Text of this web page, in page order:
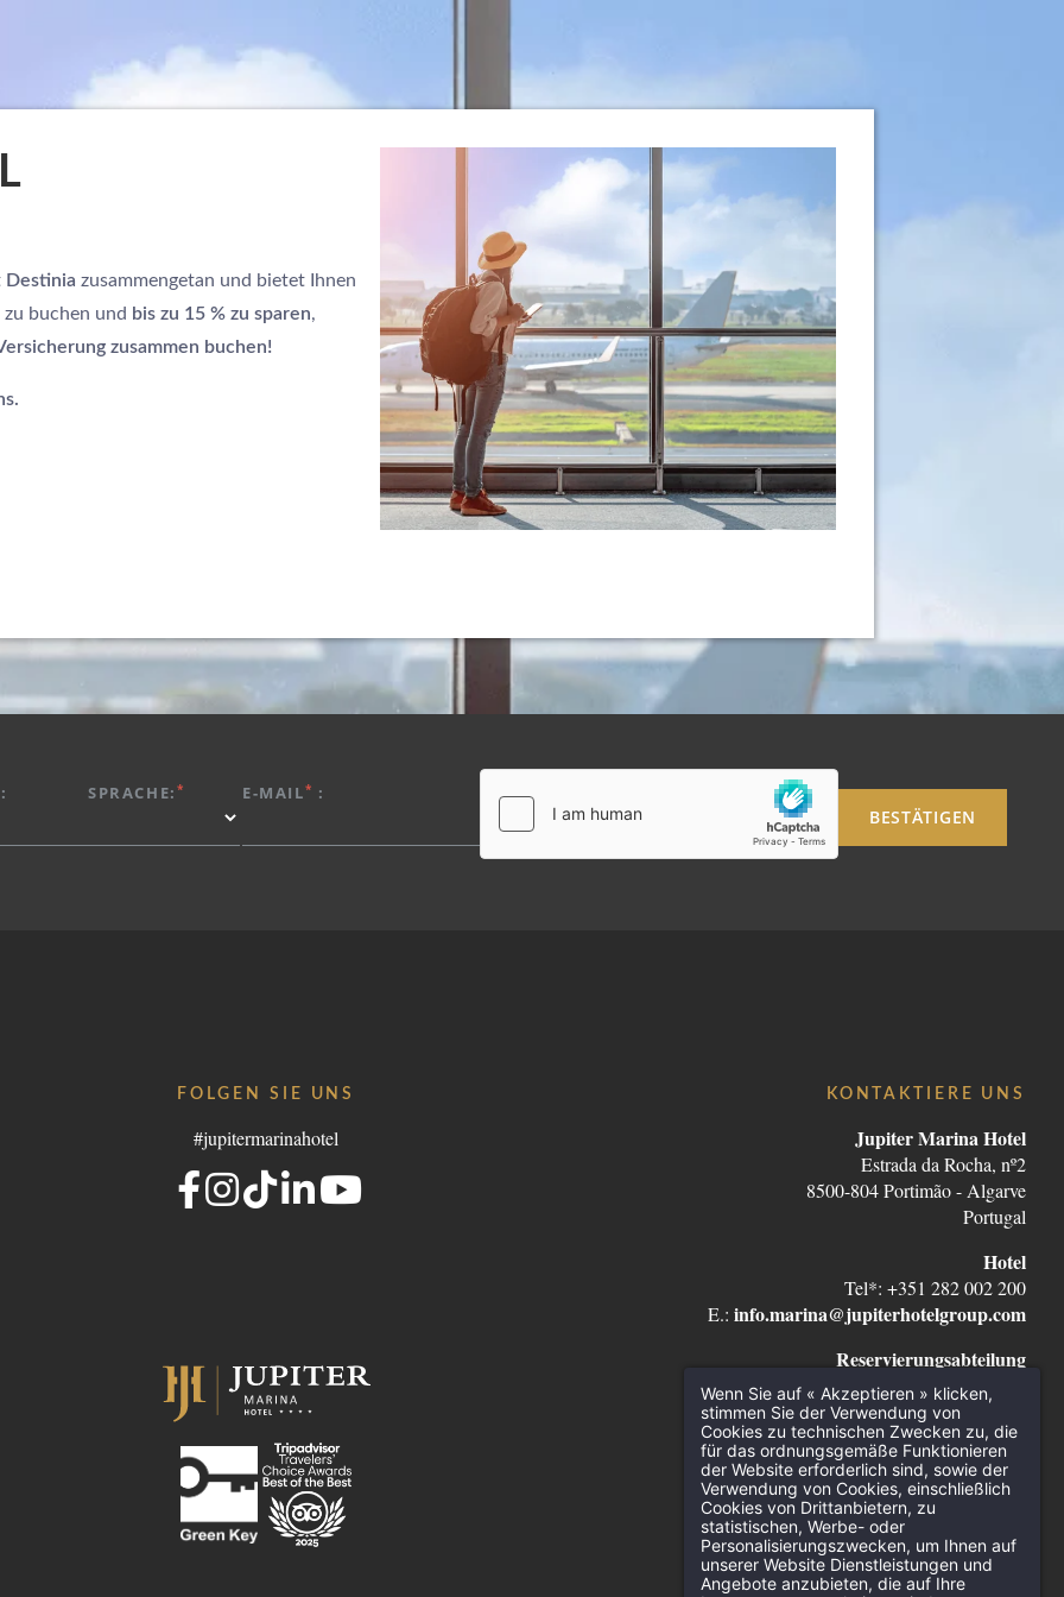
Destinia zusammengetan und bietet Ihnen
buchen und bis zu 15 % zu sparen,
zusammen buchen!
: SPRACHE: * E-MAIL* :
BESTÄTIGEN
FOLGEN SIE UNS
#jupitermarinahotel
KONTAKTIERE UNS
Jupiter Marina Hotel
Estrada da Rocha, nº2
8500-804 Portimão - Algarve
Portugal
Hotel
Tel*: +351 282 002 200
E.: info.marina@jupiterhotelgroup.com
Reservierungsabteilung
Tel*: +351 282 105 500
E.:reservas@jupiterhotelgroup.com
*Anruf ins nationale Festnetz
Portugal
Wenn Sie auf « Akzeptieren » klicken,
stimmen Sie der Verwendung von
Cookies zu technischen Zwecken zu, die
für das ordnungsgemäße Funktionieren
der Website erforderlich sind, sowie der
Verwendung von Cookies, einschließlich
Cookies von Drittanbietern, zu
statistischen, Werbe- oder
Personalisierungszwecken, um Ihnen auf
unserer Website Dienstleistungen und
Angebote anzubieten, die auf Ihre